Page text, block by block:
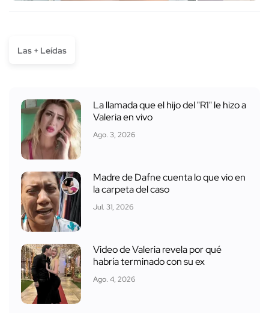
Las + Leídas
La llamada que el hijo del "R1" le hizo a
Valeria en vivo
Ago. 3, 2026
Madre de Dafne cuenta lo que vio en
la carpeta del caso
Jul. 31, 2026
Video de Valeria revela por qué
habría terminado con su ex
Ago. 4, 2026